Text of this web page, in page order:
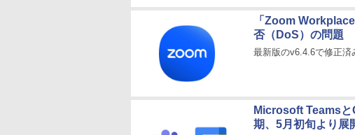
「Zoom
否（DoS）の問題
最新版のv6.4.6で修正済
Microsoft Teams
期、5月初旬より展